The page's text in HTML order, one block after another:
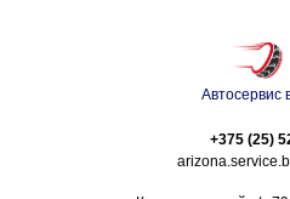
Автосервис
+375 (25)